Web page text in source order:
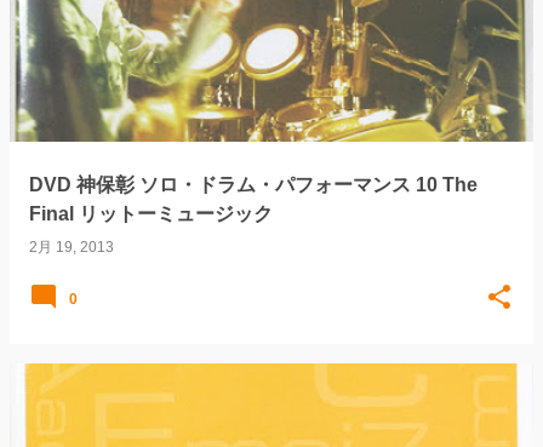
DVD 神保彰 ソロ・ドラム・パフォーマンス 10 The
Final リットーミュージック
2月 19, 2013
0